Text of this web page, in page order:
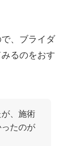
、ブライダ
るのをおす
、施術
たのが